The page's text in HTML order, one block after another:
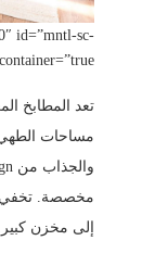
id=”mntl-sc-
تعد المطابخ
مساحات الطهي
مخصصة. تخفي
إلى مخزن